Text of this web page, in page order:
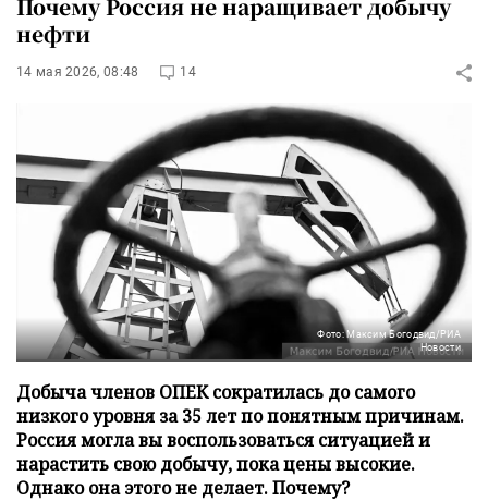
Почему Россия не наращивает добычу
нефти
14 мая 2026, 08:48 14
Фото: Максим Богодвид/РИА
Новости
Добыча членов ОПЕК сократилась до самого
низкого уровня за 35 лет по понятным причинам.
Россия могла вы воспользоваться ситуацией и
нарастить свою добычу, пока цены высокие.
Однако она этого не делает. Почему?